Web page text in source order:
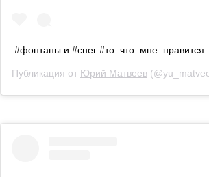
#фонтаны и #снег #то_что_мне_нравится
Публикация от Юрий Матвеев